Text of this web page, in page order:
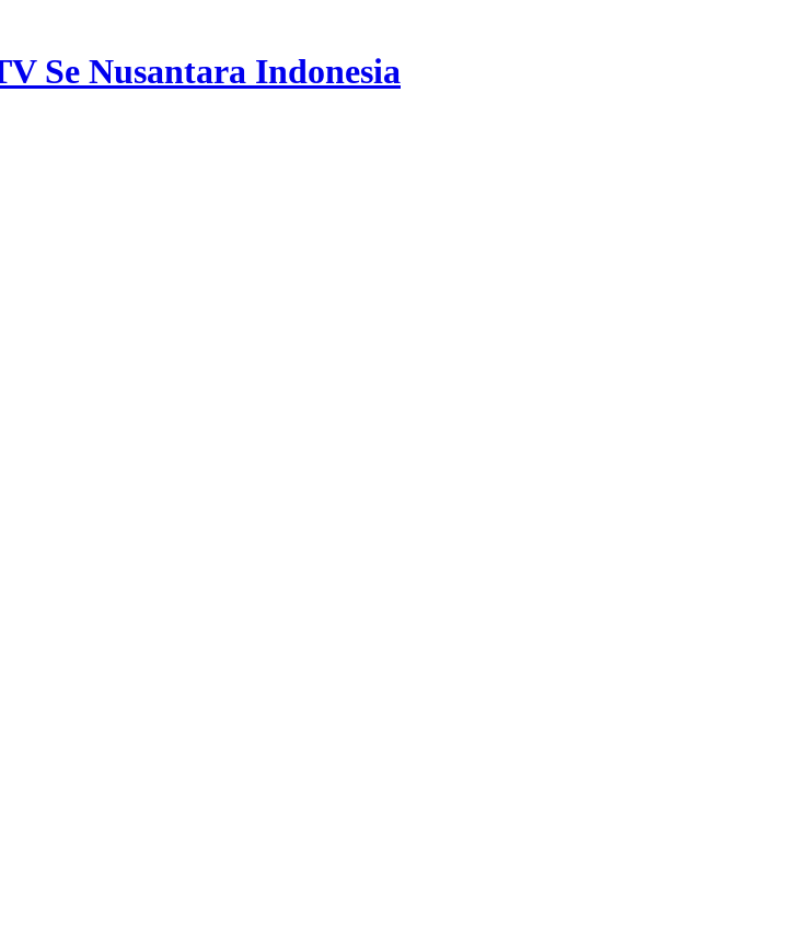
Se Nusantara Indonesia